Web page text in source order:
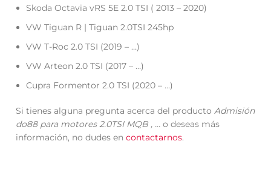
Skoda Octavia vRS 5E 2.0 TSI ( 2013 – 2020)
VW Tiguan R | Tiguan 2.0TSI 245hp
VW T-Roc 2.0 TSI (2019 – …)
VW Arteon 2.0 TSI (2017 – …)
Cupra Formentor 2.0 TSI (2020 – …)
Si tienes alguna pregunta acerca del productoAdmisión
do88 para motores 2.0TSI MQB , …o deseas más
información, no dudes encontactarnos.